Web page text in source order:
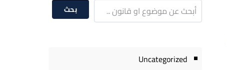
بحث
Uncategorized